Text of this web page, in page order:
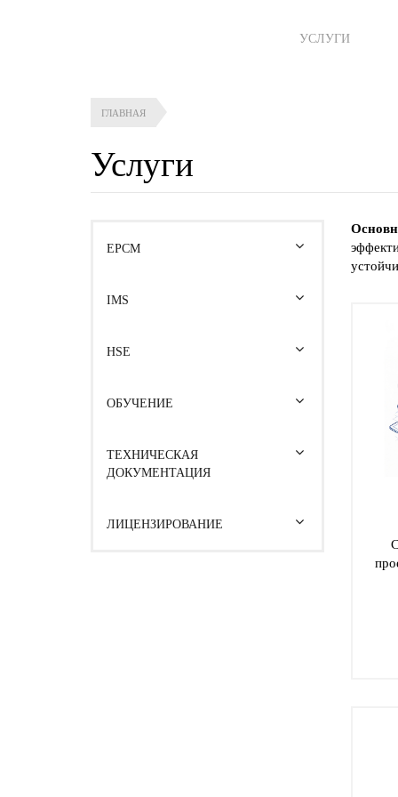
УСЛУГИ
ГЛАВНАЯ
Услуги
EPCM
IMS
HSE
ОБУЧЕНИЕ
ТЕХНИЧЕСКАЯ
ДОКУМЕНТАЦИЯ
ЛИЦЕНЗИРОВАНИЕ